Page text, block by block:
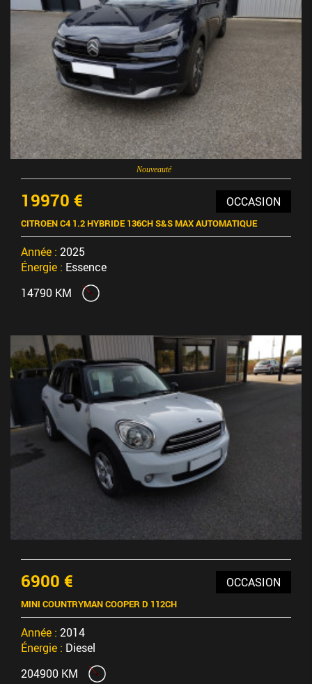
Nouveauté
19970 € OCCASION
CITROEN C4 1.2 HYBRIDE 136CH S&S MAX AUTOMATIQUE
Année : 2025
Énergie : Essence
14790 KM
6900 € OCCASION
MINI COUNTRYMAN COOPER D 112CH
Année : 2014
Énergie : Diesel
204900 KM